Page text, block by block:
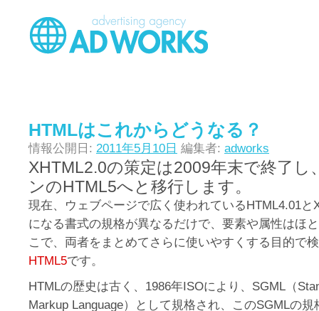
HTMLはこれからどうなる？
情報公開日: 2011年5月10日 編集者: adworks
XHTML2.0の策定は2009年末で終了し
ンのHTML5へと移行します。
現在、ウェブページで広く使われているHTML4.01と
になる書式の規格が異なるだけで、要素や属性はほ
こで、両者をまとめてさらに使いやすくする目的で
HTML5です。
HTMLの歴史は古く、1986年ISOにより、SGML（
Markup Language）として規格され、このSGMLの